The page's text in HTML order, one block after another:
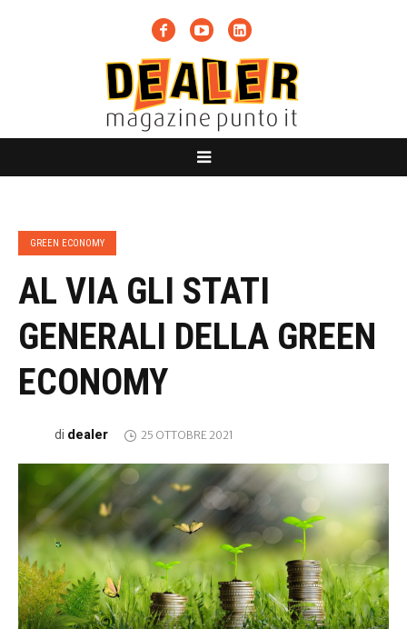
GREEN ECONOMY
AL VIA GLI STATI
GENERALI DELLA GREEN
ECONOMY
di dealer 25 OTTOBRE 2021